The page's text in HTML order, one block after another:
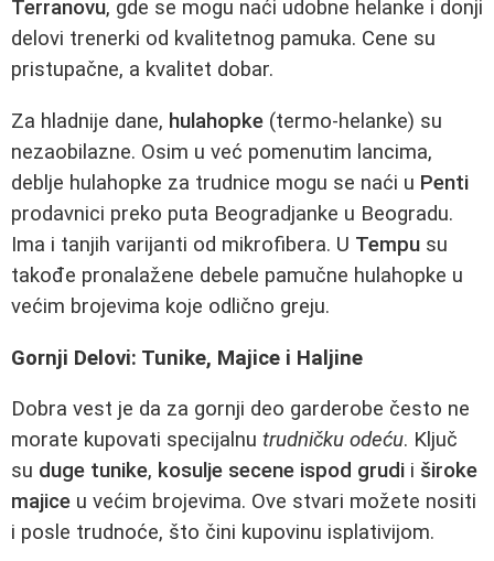
Terranovu, gde se mogu naći udobne helanke i donji
delovi trenerki od kvalitetnog pamuka. Cene su
pristupačne, a kvalitet dobar.
Za hladnije dane, hulahopke (termo-helanke) su
nezaobilazne. Osim u već pomenutim lancima,
deblje hulahopke za trudnice mogu se naći u Penti
prodavnici preko puta Beogradjanke u Beogradu.
Ima i tanjih varijanti od mikrofibera. U Tempu su
takođe pronalažene debele pamučne hulahopke u
većim brojevima koje odlično greju.
Gornji Delovi: Tunike, Majice i Haljine
Dobra vest je da za gornji deo garderobe često ne
morate kupovati specijalnu trudničku odeću. Ključ
su duge tunike, kosulje secene ispod grudi i široke
majice u većim brojevima. Ove stvari možete nositi
i posle trudnoće, što čini kupovinu isplativijom.